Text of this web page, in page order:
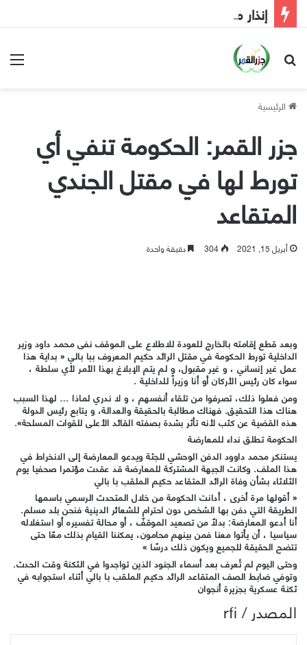
إنذار مبكر إلى الحكومة
بحث عن
الرئيسية
جزر القمر: الحكومة تنفي أي
تورط لها في مقتل الجندي
المتقاعد
أبريل 15, 2021 304 دقيقة واحدة
وبعد قطع إقامته بالخارج للعودة للاطلاع على الموقف نفى محمد داود وزير
الداخلية تورط الحكومة في مقتل الرائد حكيم المعروف ببا بالي « بداية هذا
عمل غير إنساني ، و غير مقبول، و لم يتم الإبلاغ بهذا الأمر لأي سلطة ،
سواء كان رئيس الأركان أو أنا وزيراً للداخلية .
ومن فعلوا ذلك، تصرفوا من تلقاء أنفسهم ، و لا ندري لماذا … لهذا السبب
هناك هذا التحقيق. فهناك مطالبة بالحقيقة والعدالة، و يتابع رئيس الدولة
هذه القضية عن كثب لأنه تأثر بشدة بصفته القائد الأعلى للقوات المسلحة».
الحكومة تطلق نداء للمعارضة
يستنكر محمد داوود الدفن الوحشي للجثة ويدعو المعارضة إلى الانخراط في
هذا الملف. وكانت الجبهة المشتركة للمعارضة قد عقدت مؤتمرا صحفيا يوم
الثلاثاء بشأن وفاة الرائد المتقاعد حكيم الملقب با بالي
« أقولها مرة أخرى ، أدانت الحكومة من خلال المتحدث الرسمي باسمها
الطريقة التي دفن بها الشخص دون احترامٍ للشعائر الدينية فنحن بلد مسلم.
أنا أدعو المعارضة: بدلاً من تصعيد الموقف ، أو محالة تفسيره أو استغلاله
سياسيا ، أن يأتوا معنا فمن بينهم محامون، يمكننا القيام بذلك معًا حتى
تتضح الحقيقة للجميع ويكون ذلك درسًا »
وحتى اليوم لم تُعرف بعد أسماء الجنود الذين تواجدوا في الثكنة وقت الحدث.
وتوفي ضابط الصف المتقاعد الرائد حكيم الملقب با بالي أثناء استجوابه في
ثكنة عسكرية بجزيرة أنجوان
المصدر / rfi